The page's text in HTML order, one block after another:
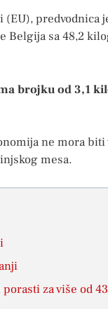
predvodnica
Belgija sa 48,2
brojku od 3,1
ne mora biti
mesa.
za više od